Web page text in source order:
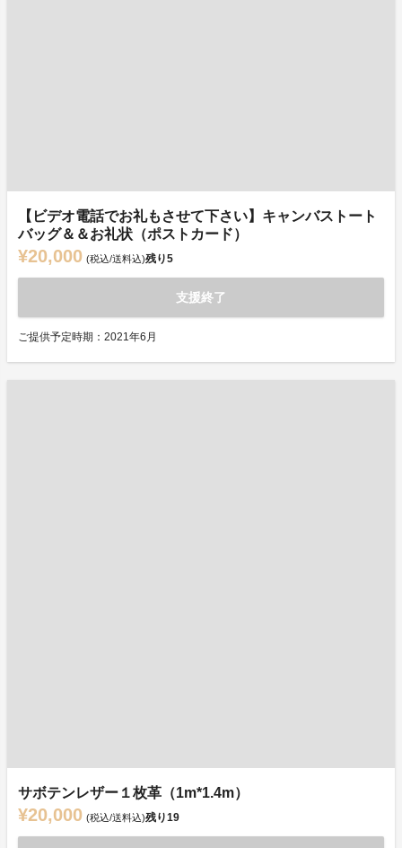
【ビデオ電話でお礼もさせて下さい】キャンバストート
バッグ＆＆お礼状（ポストカード）
¥20,000 (税込/送料込)残り5
支援終了
ご提供予定時期：2021年6月
サボテンレザー１枚革（1m*1.4m）
¥20,000 (税込/送料込)残り19